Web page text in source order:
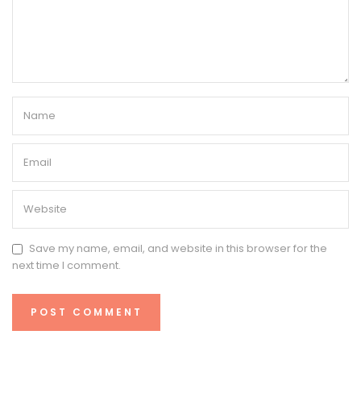
Save my name, email, and website in this browser for the
next time I comment.